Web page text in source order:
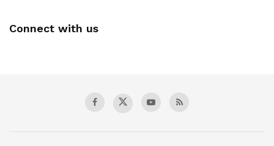
Connect with us